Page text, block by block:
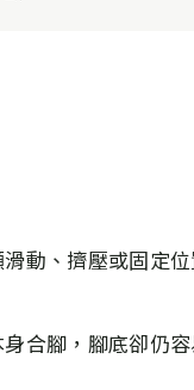
動、擠壓或固定
合腳，腳底卻仍